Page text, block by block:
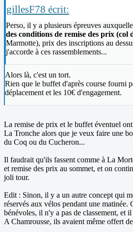
gillesF78 écrit:
Perso, il y a plusieurs épreuves
des conditions de remise des prix (col
Marmotte), prix des inscriptions au
j'accorde à ces rassemblements...
Alors là, c'est un tort.
Rien que le buffet d'après course fourni
déplacement et les 10€ d'engagement.
La remise de prix et le buffet éventuel
La Tronche alors que je veux faire une
du Coq ou du Cucheron...
Il faudrait qu'ils fassent comme à La
et remise des prix au sommet, et on
joli tour.
Edit : Sinon, il y a un autre concept qui
réservés aux vélos pendant une matinée.
bénévoles, il n'y a pas de classement, et
A Chamrousse, ils avaient même offert